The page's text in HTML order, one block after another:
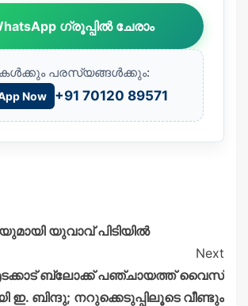
ഗ്രൂപ്പിൽ ചേരാം
പരസ്യങ്ങൾക്കും:
Now +91 70120 89571
യുവാവ് പിടിയിൽ
Next
ബ്ലോക്ക് പഞ്ചായത്ത് വൈസ്
ഇ. ബിന്ദു; നറുക്കെടുപ്പിലൂടെ വീണ്ടും